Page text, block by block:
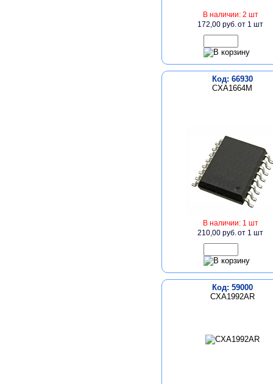
В наличии: 2 шт
172,00 руб.от 1 шт
Код: 66930
CXA1664M
В наличии: 1 шт
210,00 руб.от 1 шт
Код: 59000
CXA1992AR